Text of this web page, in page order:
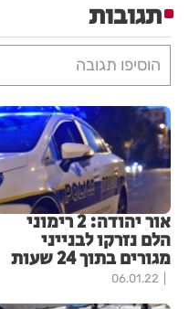
תגובות
הוסיפו תגובה
אור יהודה: 2 רימוני
הלם נזרקו לבנייני
מגורים בתוך 24 שעות
06.01.22